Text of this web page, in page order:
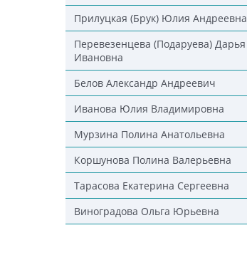
Прилуцкая (Брук) Юлия Андреевна
Перевезенцева (Подаруева) Дарья
Ивановна
Белов Александр Андреевич
Иванова Юлия Владимировна
Мурзина Полина Анатольевна
Коршунова Полина Валерьевна
Тарасова Екатерина Сергеевна
Виноградова Ольга Юрьевна